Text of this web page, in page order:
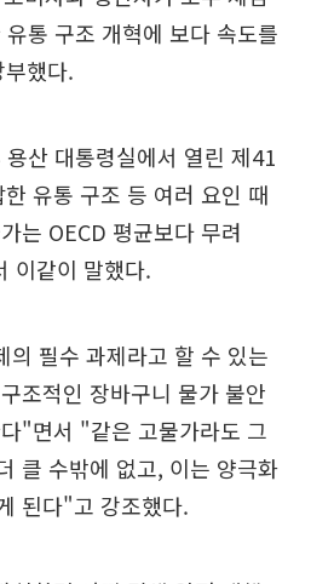
통 구조 개혁에 보다 속도를
했다.
산 대통령실에서 열린 제41
유통 구조 등 여러 요인 때
는 OECD 평균보다 무려
이같이 말했다.
의 필수 과제라고 할 수 있는
조적인 장바구니 물가 불안
"면서 "같은 고물가라도 그
클 수밖에 없고, 이는 양극화
된다"고 강조했다.